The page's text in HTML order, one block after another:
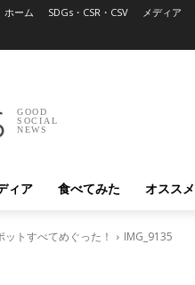
ホーム SDGs・CSR・CSV メディア
GOOD
SOCIAL
NEWS
ィア 食べてみた オススメ
トすべてめぐった！ IMG_9135